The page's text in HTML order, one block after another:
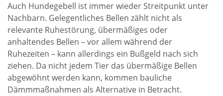
Auch Hundegebell ist immer wieder Streitpunkt unter
Nachbarn. Gelegentliches Bellen zählt nicht als
relevante Ruhestörung, übermäßiges oder
anhaltendes Bellen – vor allem während der
Ruhezeiten – kann allerdings ein Bußgeld nach sich
ziehen. Da nicht jedem Tier das übermäßige Bellen
abgewöhnt werden kann, kommen bauliche
Dämmmaßnahmen als Alternative in Betracht.